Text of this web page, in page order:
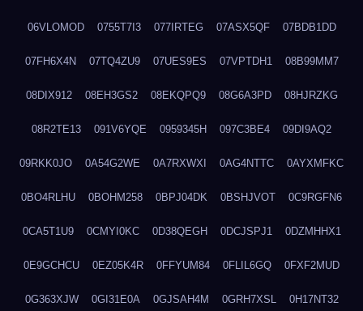
06VLOMOD 0755T7I3 077IRTEG 07ASX5QF 07BDB1DD
07FH6X4N 07TQ4ZU9 07UES9ES 07VPTDH1 08B99MM7
08DIX912 08EH3GS2 08EKQPQ9 08G6A3PD 08HJRZKG
08R2TE13 091V6YQE 0959345H 097C3BE4 09DI9AQ2
09RKK0JO 0A54G2WE 0A7RXWXI 0AG4NTTC 0AYXMFKC
0BO4RLHU 0BOHM258 0BPJ04DK 0BSHJVOT 0C9RGFN6
0CA5T1U9 0CMYI0KC 0D38QEGH 0DCJSPJ1 0DZMHHX1
0E9GCHCU 0EZ05K4R 0FFYUM84 0FLIL6GQ 0FXF2MUD
0G363XJW 0GI31E0A 0GJSAH4M 0GRH7XSL 0H17NT32